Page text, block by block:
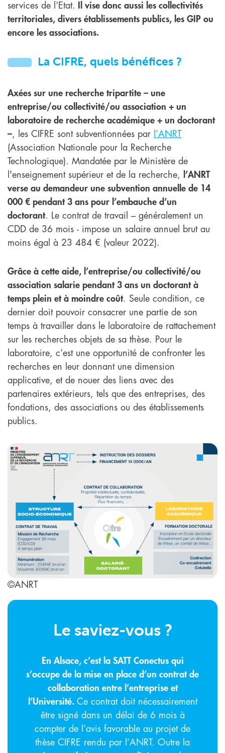
services de l’Etat.
Il vise donc aussi les collectivités
territoriales, divers établissements publics, les GIP ou
encore les associations.
La CIFRE, quels bénéfices ?
Axées sur une recherche tripartite – une
entreprise/ou collectivité/ou association + un
laboratoire de recherche académique + un doctorant
–, les CIFRE sont subventionnées par
l’ANRT
(Association Nationale pour la Recherche
Technologique). Mandatée par le Ministère de
l'enseignement supérieur et de la recherche,
l’ANRT
verse au demandeur une subvention annuelle de 14
000 € pendant 3 ans pour l’embauche d’un
doctorant. Le contrat de travail – généralement un
CDD de 36 mois - impose un salaire annuel brut au
moins égal à 23 484 € (valeur 2022).
Grâce à cette aide, l’entreprise/ou collectivité/ou
association salarie pendant 3 ans un doctorant à
temps plein et à moindre coût. Seule condition, ce
dernier doit pouvoir consacrer une partie de son
temps à travailler dans le laboratoire de rattachement
sur les recherches objets de sa thèse. Pour le
laboratoire, c’est une opportunité de confronter les
recherches en leur donnant une dimension
applicative, et de nouer des liens avec des
partenaires extérieurs, tels que des entreprises, des
fondations, des associations ou des établissements
publics.
©ANRT
Le saviez-vous ?
En Alsace, c’est la SATT Conectus qui
s’occupe de la mise en place d’un contrat de
collaboration entre l’entreprise et
l’Université. Ce contrat doit nécessairement
être signé dans un délai de 6 mois à
compter de l’avis favorable au projet de
thèse CIFRE rendu par l’ANRT. Outre la